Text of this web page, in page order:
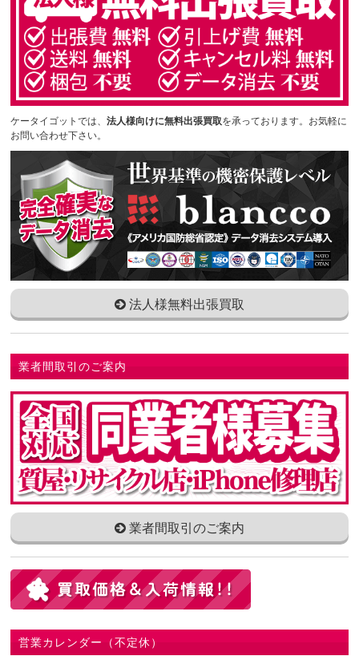
ケータイゴットでは、法人様向けに無料出張買取を承っております。お気軽に
お問い合わせ下さい。
法人様無料出張買取
業者間取引のご案内
業者間取引のご案内
営業カレンダー（不定休）